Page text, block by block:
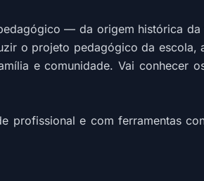
— da origem histórica
o projeto pedagógico da
e comunidade. Vai conhecer
profissional e com ferramentas